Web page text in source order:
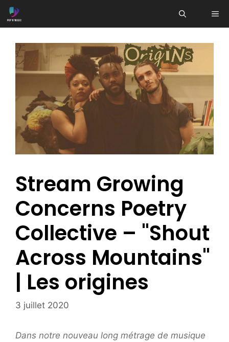
Aller
au
Stream Growing
Concerns Poetry
Collective – "Shout
Across Mountains"
| Les origines
3 juillet 2020
Dans notre nouveau long métrage de musique